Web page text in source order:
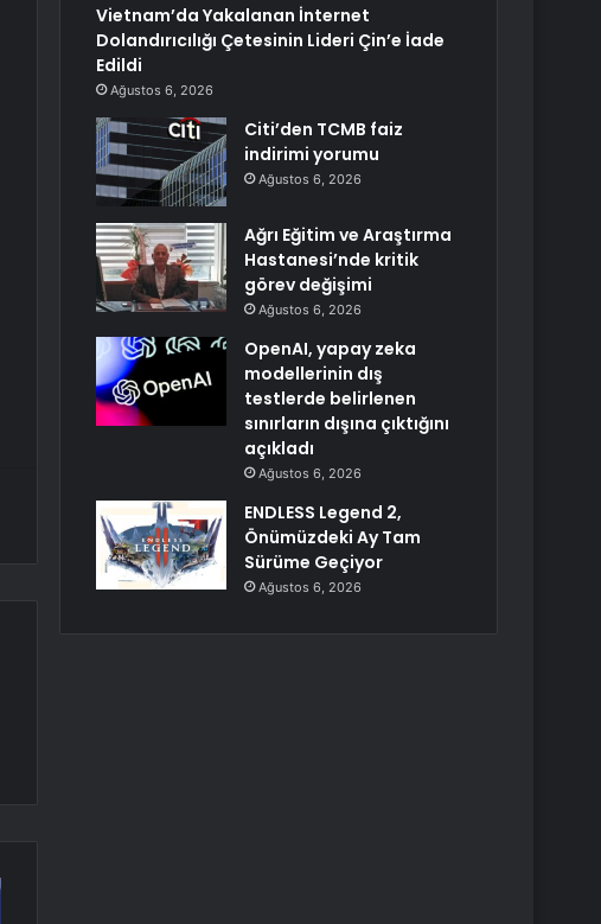
Vietnam’da Yakalanan İnternet
Dolandırıcılığı Çetesinin Lideri Çin’e İade
Edildi
Ağustos 6, 2026
Citi’den TCMB faiz
indirimi yorumu
Ağustos 6, 2026
Ağrı Eğitim ve Araştırma
Hastanesi’nde kritik
görev değişimi
Ağustos 6, 2026
OpenAI, yapay zeka
modellerinin dış
testlerde belirlenen
sınırların dışına çıktığını
açıkladı
Ağustos 6, 2026
ENDLESS Legend 2,
Önümüzdeki Ay Tam
Sürüme Geçiyor
Ağustos 6, 2026